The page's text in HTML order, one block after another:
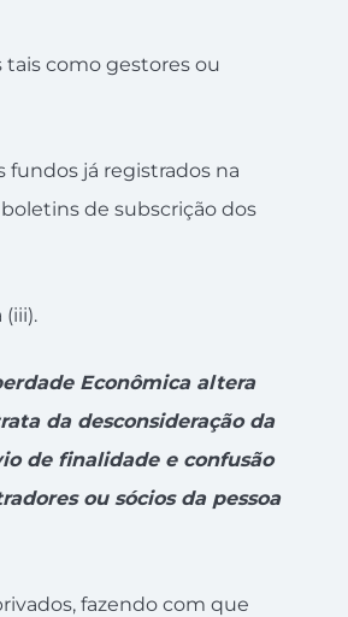
como gestores ou
já registrados na
de subscrição dos
Econômica altera
da desconsideração da
de finalidade e confusão
ou sócios da pessoa
fazendo com que